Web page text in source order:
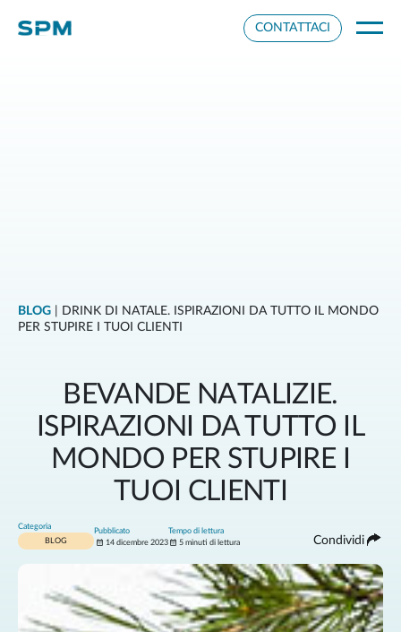
CONTATTACI
BLOG | DRINK DI NATALE. ISPIRAZIONI DA TUTTO IL MONDO
PER STUPIRE I TUOI CLIENTI
BEVANDE NATALIZIE.
ISPIRAZIONI DA TUTTO IL
MONDO PER STUPIRE I
TUOI CLIENTI
Categoria
BLOG
Pubblicato
14 dicembre 2023
Tempo di lettura
5 minuti di lettura
Condividi